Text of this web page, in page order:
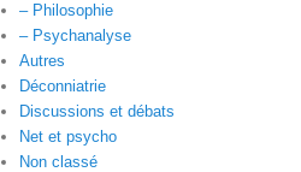
– Philosophie
– Psychanalyse
Autres
Déconniatrie
Discussions et débats
Net et psycho
Non classé